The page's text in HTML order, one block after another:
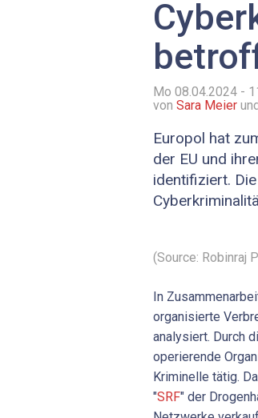
Mo 08.04.2024 -
von Sara Meier
Europol hat
der EU und
identifiziert.
(Source: Robinraj
In
organisierte
analysiert. Durch
operierende
Kriminelle tätig.
"SRF" der